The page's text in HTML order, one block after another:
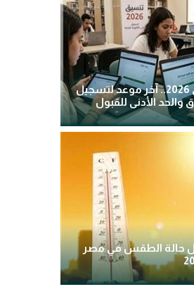
تنسيق المرحلة الأولى 2026.. آخر موعد لتسجيل
والحد الأدنى للقبول
حالة الطقس في مصر